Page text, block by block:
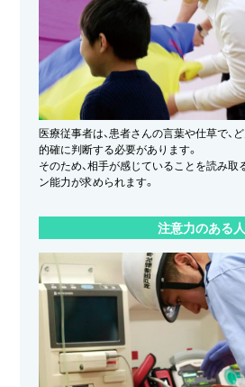
医療従事者は、患者さんの言葉や仕草で、
的確に判断する必要があります。
そのため、相手が感じていることを読み
ン能力が求められます。
注意力のある人